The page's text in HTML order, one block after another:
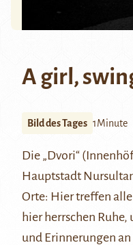
A girl,
Bild des Tages 1Minute
Die „Dvori“
Hauptstadt
Orte: Hier treffen
hier herrschen
und Erinnerungen